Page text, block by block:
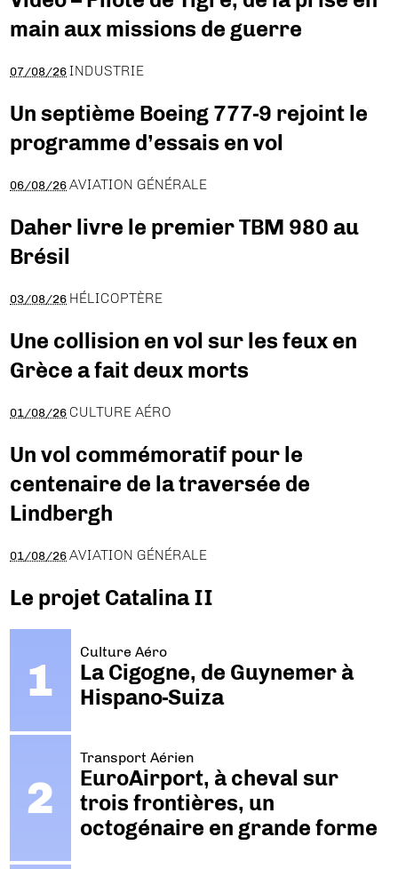
main aux missions de guerre
07/08/26 INDUSTRIE
Un septième Boeing 777-9 rejoint le
programme d’essais en vol
06/08/26 AVIATION GÉNÉRALE
Daher livre le premier TBM 980 au
Brésil
03/08/26 HÉLICOPTÈRE
Une collision en vol sur les feux en
Grèce a fait deux morts
01/08/26 CULTURE AÉRO
Un vol commémoratif pour le
centenaire de la traversée de
Lindbergh
01/08/26 AVIATION GÉNÉRALE
Le projet Catalina II
Culture Aéro
La Cigogne, de Guynemer à
Hispano-Suiza
Transport Aérien
EuroAirport, à cheval sur
trois frontières, un
octogénaire en grande forme